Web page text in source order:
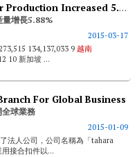
China’s Fastener Production Increased 5.88% In 2014
量增長5.88%
2015-03-17
134,137,033 9越南
10 新加坡 ...
For Global Business
球業務
2015-01-09
法人公司，公司名稱為「tahara
接合扣件以...